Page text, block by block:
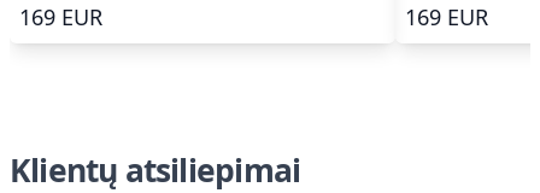
169 EUR 169 EUR
Klientų atsiliepimai